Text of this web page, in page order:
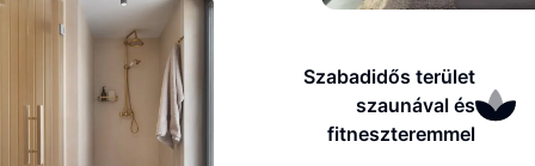
Szabadidős terület
szaunával és
fitneszteremmel